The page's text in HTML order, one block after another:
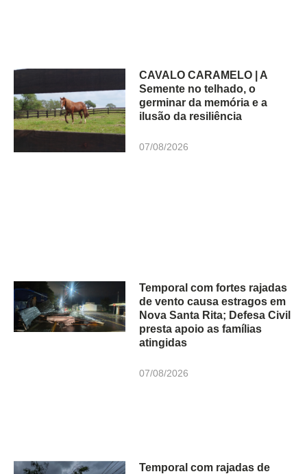
CAVALO CARAMELO | A
Semente no telhado, o
germinar da memória e a
ilusão da resiliência
07/08/2026
Temporal com fortes rajadas
de vento causa estragos em
Nova Santa Rita; Defesa Civil
presta apoio as famílias
atingidas
07/08/2026
Temporal com rajadas de